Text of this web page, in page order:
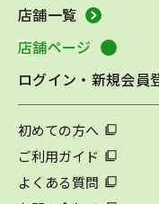
店舗一覧
店舗ページ
ログイン・新規会員
初めての方へ
ご利用ガイド
よくある質問